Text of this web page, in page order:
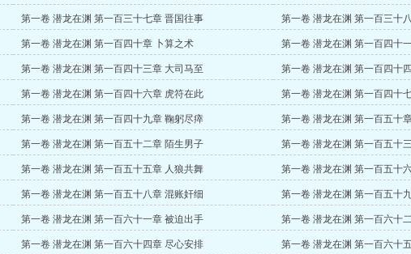
第一卷 潜龙在渊 第一百三十七章 晋国往事 第一卷 潜龙在渊 第一百三十
第一卷 潜龙在渊 第一百四十章 卜算之术 第一卷 潜龙在渊 第一百四十
第一卷 潜龙在渊 第一百四十三章 大司马至 第一卷 潜龙在渊 第一百四十
第一卷 潜龙在渊 第一百四十六章 虎符在此 第一卷 潜龙在渊 第一百四十
第一卷 潜龙在渊 第一百四十九章 鞠躬尽瘁 第一卷 潜龙在渊 第一百五十
第一卷 潜龙在渊 第一百五十二章 陌生男子 第一卷 潜龙在渊 第一百五十
第一卷 潜龙在渊 第一百五十五章 人狼共舞 第一卷 潜龙在渊 第一百五十
第一卷 潜龙在渊 第一百五十八章 混账奸细 第一卷 潜龙在渊 第一百五十
第一卷 潜龙在渊 第一百六十一章 被迫出手 第一卷 潜龙在渊 第一百六十
第一卷 潜龙在渊 第一百六十四章 尽心安排 第一卷 潜龙在渊 第一百六十